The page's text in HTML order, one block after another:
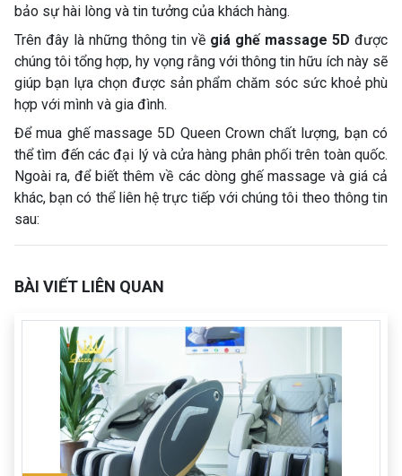
bảo sự hài lòng và tin tưởng của khách hàng.
Trên đây là những thông tin về giá ghế massage 5D được
chúng tôi tổng hợp, hy vọng rằng với thông tin hữu ích này sẽ
giúp bạn lựa chọn được sản phẩm chăm sóc sức khoẻ phù
hợp với mình và gia đình.
Để mua ghế massage 5D Queen Crown chất lượng, bạn có
thể tìm đến các đại lý và cửa hàng phân phối trên toàn quốc.
Ngoài ra, để biết thêm về các dòng ghế massage và giá cả
khác, bạn có thể liên hệ trực tiếp với chúng tôi theo thông tin
sau:
BÀI VIẾT LIÊN QUAN